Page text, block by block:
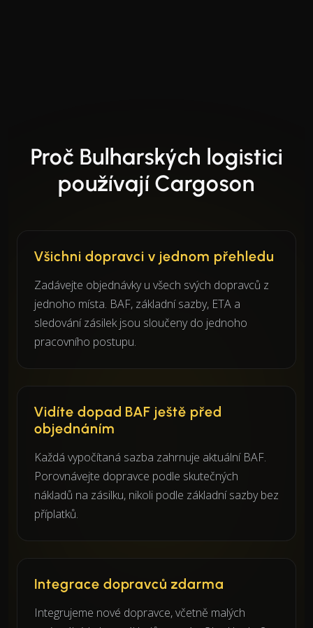
Proč Bulharských logistici
používají Cargoson
Všichni dopravci v jednom přehledu
Zadávejte objednávky u všech svých dopravců z
jednoho místa. BAF, základní sazby, ETA a
sledování zásilek jsou sloučeny do jednoho
pracovního postupu.
Vidíte dopad BAF ještě před
objednáním
Každá vypočítaná sazba zahrnuje aktuální BAF.
Porovnávejte dopravce podle skutečných
nákladů na zásilku, nikoli podle základní sazby bez
příplatků.
Integrace dopravců zdarma
Integrujeme nové dopravce, včetně malých